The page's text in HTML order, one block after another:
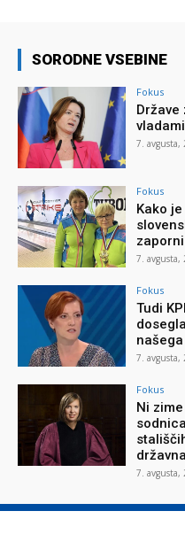
SORODNE VSEBINE
Fokus
7. avgusta,
Fokus
Kako
7. avgusta,
Fokus
Tudi
7. avgusta,
Fokus
Ni
7. avgusta,